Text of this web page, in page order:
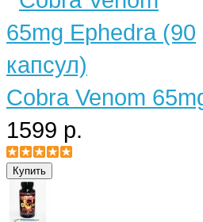
Cobra Venom
1599 р.